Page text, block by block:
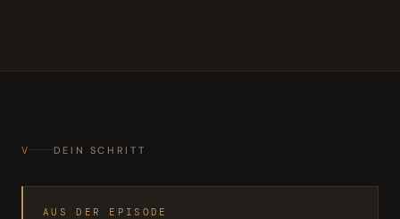
V DEIN SCHRITT
AUS DER EPISODE